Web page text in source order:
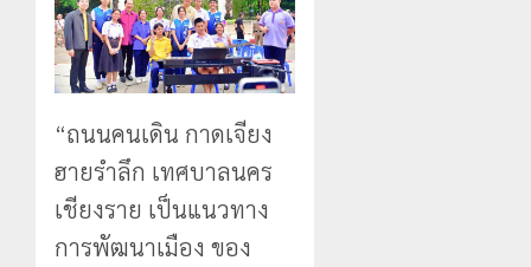
“ถนนคนเดิน กาดเจียง
ฮายรำลึก เทศบาลนคร
เชียงราย เป็นแนวทาง
การพัฒนาเมือง ของ